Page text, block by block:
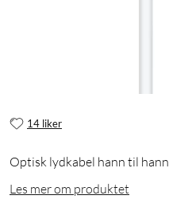
14 liker
Optisk lydkabel hann til hann
Les mer om produktet